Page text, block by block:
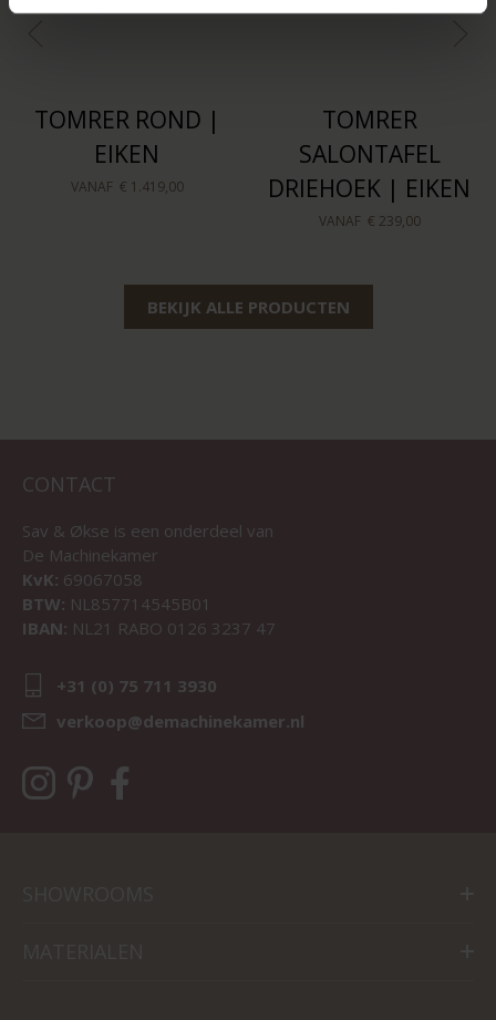
TOMRER ROND |
EIKEN
VANAF € 1.419,00
TOMRER
SALONTAFEL
DRIEHOEK | EIKEN
VANAF € 239,00
BEKIJK ALLE PRODUCTEN
CONTACT
Sav & Økse is een onderdeel van
De Machinekamer
KvK: 69067058
BTW: NL857714545B01
IBAN: NL21 RABO 0126 3237 47
+31 (0) 75 711 3930
verkoop@demachinekamer.nl